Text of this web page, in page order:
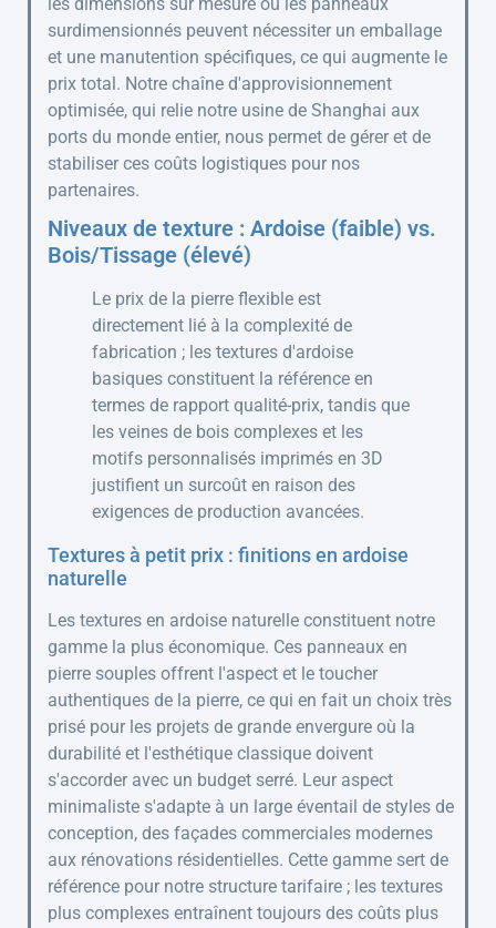
les dimensions sur mesure ou les panneaux
surdimensionnés peuvent nécessiter un emballage
et une manutention spécifiques, ce qui augmente le
prix total. Notre chaîne d'approvisionnement
optimisée, qui relie notre usine de Shanghai aux
ports du monde entier, nous permet de gérer et de
stabiliser ces coûts logistiques pour nos
partenaires.
Niveaux de texture : Ardoise (faible) vs.
Bois/Tissage (élevé)
Le prix de la pierre flexible est
directement lié à la complexité de
fabrication ; les textures d'ardoise
basiques constituent la référence en
termes de rapport qualité-prix, tandis que
les veines de bois complexes et les
motifs personnalisés imprimés en 3D
justifient un surcoût en raison des
exigences de production avancées.
Textures à petit prix : finitions en ardoise
naturelle
Les textures en ardoise naturelle constituent notre
gamme la plus économique. Ces panneaux en
pierre souples offrent l'aspect et le toucher
authentiques de la pierre, ce qui en fait un choix très
prisé pour les projets de grande envergure où la
durabilité et l'esthétique classique doivent
s'accorder avec un budget serré. Leur aspect
minimaliste s'adapte à un large éventail de styles de
conception, des façades commerciales modernes
aux rénovations résidentielles. Cette gamme sert de
référence pour notre structure tarifaire ; les textures
plus complexes entraînent toujours des coûts plus